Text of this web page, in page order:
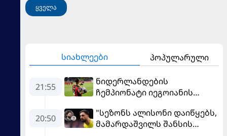
ყველა
სიახლეები პოპულარული
21:55
ნიდერლანდების
ჩემპიონატი იეგოიანის
MVP გახდა
20:50
"სეზონს ალისონი დაიწყებს,
მამარდაშვილს შანსის